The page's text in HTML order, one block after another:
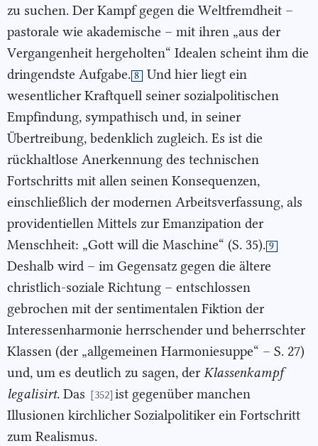
zu suchen. Der Kampf gegen die Weltfremdheit –
pastorale wie akademische – mit ihren „aus der
Vergangenheit hergeholten“ Idealen scheint ihm die
dringendste Aufgabe. 8
Und hier liegt ein
wesentlicher Kraftquell seiner sozialpolitischen
Empfindung, sympathisch und, in seiner
Übertreibung, bedenklich zugleich. Es ist die
rückhaltlose Anerkennung des technischen
Fortschritts mit allen seinen Konsequenzen,
einschließlich der modernen Arbeitsverfassung, als
providentiellen Mittels zur Emanzipation der
Menschheit: „Gott will die Maschine“ (S. 35). 9
Deshalb wird – im Gegensatz gegen die ältere
christlich-soziale Richtung – entschlossen
gebrochen mit der sentimentalen Fiktion der
Interessenharmonie herrschender und beherrschter
Klassen (der „allgemeinen Harmoniesuppe“ – S. 27)
und, um es deutlich zu sagen, der Klassenkampf
legalisirt. Das [352] ist gegenüber manchen
Illusionen kirchlicher Sozialpolitiker ein Fortschritt
zum Realismus.